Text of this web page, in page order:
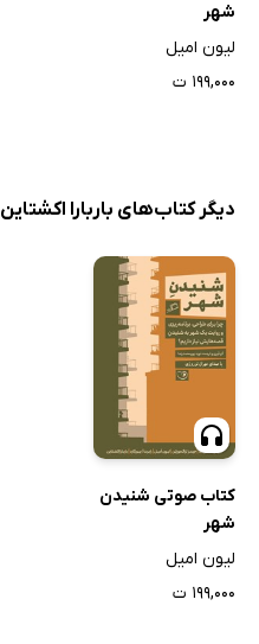
شهر
لیون امیل
۱۹۹,۰۰۰ ت
دیگر کتاب‌های باربارا اکشتاین
کتاب صوتی شنیدن
شهر
لیون امیل
۱۹۹,۰۰۰ ت